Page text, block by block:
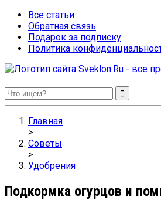
Все статьи
Обратная связь
Подарок за подписку
Политика
Sveklon.Ru – все про сад, огород,
Главная
>
Советы
>
Удобрения
Подкормка огурцов и